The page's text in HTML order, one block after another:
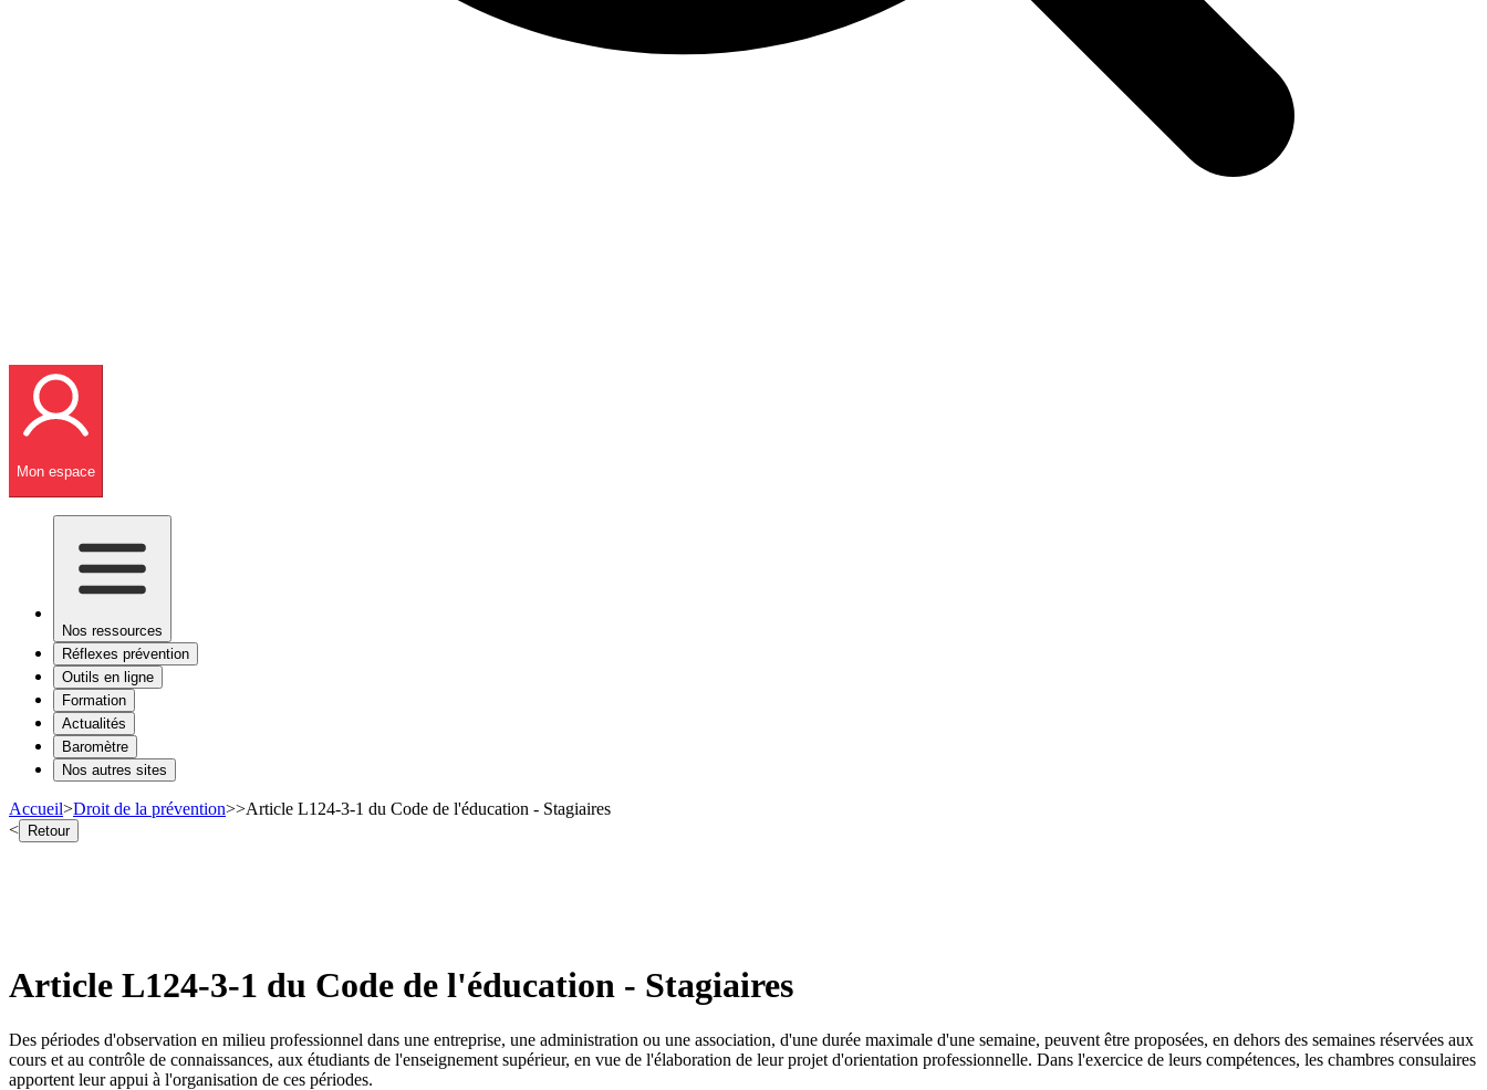
Mon espace
Nos ressources
Réflexes prévention
Outils en ligne
Formation
Actualités
Baromètre
Nos autres sites
Accueil>Droit de la prévention>>Article L124-3-1 du Code de l'éducation - Stagiaires
< Retour
Article L124-3-1 du Code de l'éducation - Stagiaires
Des périodes d'observation en milieu professionnel dans une entreprise, une administration ou une association, d'une durée maximale d'une semaine, peuvent être proposées, en dehors des semaines réservées aux
cours et au contrôle de connaissances, aux étudiants de l'enseignement supérieur, en vue de l'élaboration de leur projet d'orientation professionnelle. Dans l'exercice de leurs compétences, les chambres consulaires
apportent leur appui à l'organisation de ces périodes.